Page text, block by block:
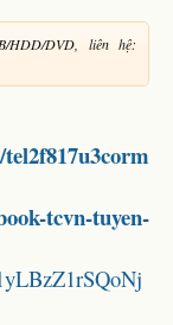
DVD, liên hệ:
tcvn-tuyen-